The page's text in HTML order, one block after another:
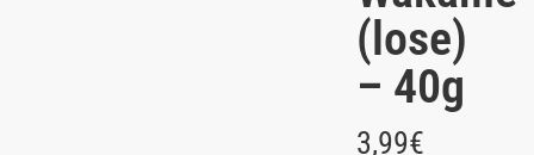
(lose)
– 40g
3,99€